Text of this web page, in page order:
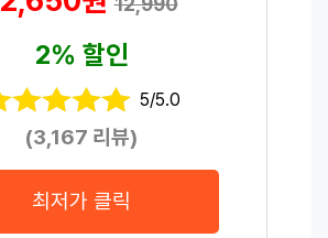
2% 할인
5/5.0
(3,167 리뷰)
최저가 클릭